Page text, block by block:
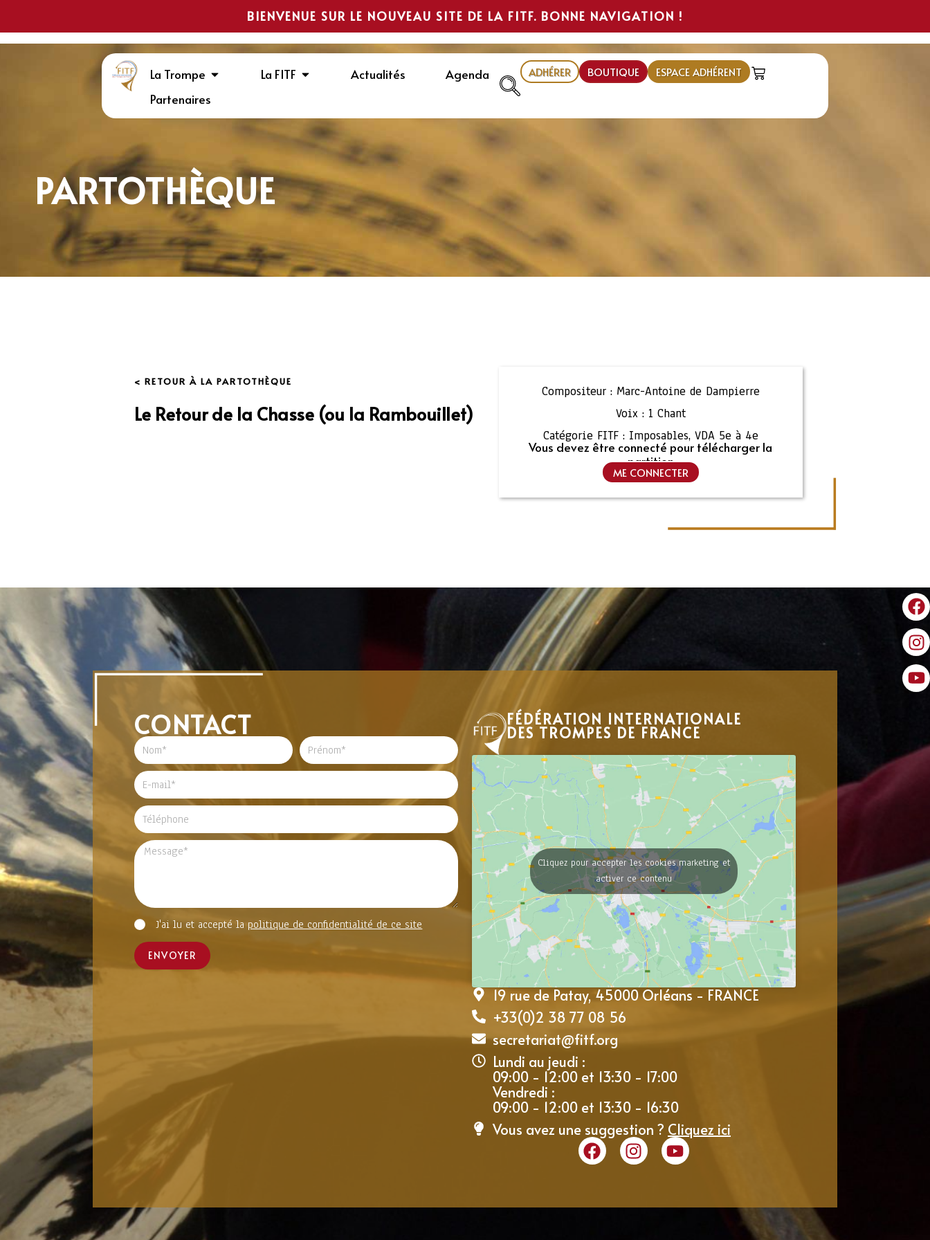
BIENVENUE SUR LE NOUVEAU SITE DE LA FITF. BONNE NAVIGATION !
La Trompe La FITF Actualités
Agenda
Partenaires
ADHÉRER BOUTIQUE ESPACE ADHÉRENT
PARTOTHÈQUE
< RETOUR À LA PARTOTHÈQUE
Le Retour de la Chasse (ou la Rambouillet)
Compositeur : Marc-Antoine de Dampierre
Voix : 1 Chant
Catégorie FITF : Imposables, VDA 5e à 4e
Vous devez être connecté pour télécharger la
partition
ME CONNECTER
CONTACT
J'ai lu et accepté la politique de confidentialité de ce site
ENVOYER
FÉDÉRATION INTERNATIONALE
DES TROMPES DE FRANCE
Cliquez pour accepter les cookies marketing et
activer ce contenu
19 rue de Patay, 45000 Orléans - FRANCE
+33(0)2 38 77 08 56
secretariat@fitf.org
Lundi au jeudi :
09:00 - 12:00 et 13:30 - 17:00
Vendredi :
09:00 - 12:00 et 13:30 - 16:30
Vous avez une suggestion ? Cliquez ici